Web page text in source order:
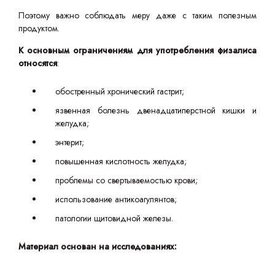
Поэтому важно соблюдать меру даже с таким полезным
продуктом.
К основным ограничениям для употребления физалиса
относятся:
обостренный хронический гастрит;
язвенная болезнь двенадцатиперстной кишки и
желудка;
энтерит;
повышенная кислотность желудка;
проблемы со свертываемостью крови;
использование антикоагулянтов;
патологии щитовидной железы.
Материал основан на исследованиях: